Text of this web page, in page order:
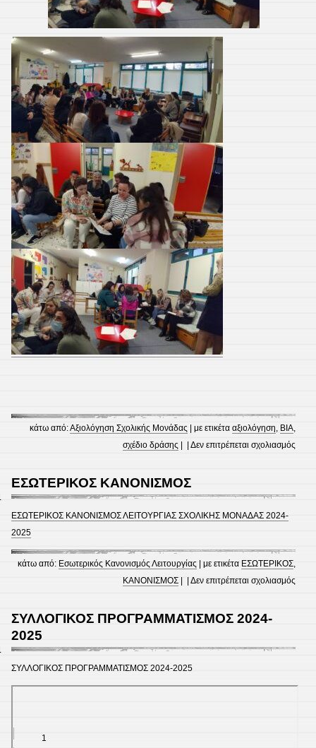
κάτω από:Αξιολόγηση Σχολικής Μονάδας | με ετικέτααξιολόγηση, ΒΙΑ,
σχέδιο δράσης | |Δεν επιτρέπεται σχολιασμός
ΜΕ
ΕΣΩΤΕΡΙΚΟΣ ΚΑΝΟΝΙΣΜΟΣ
ΕΣΩΤΕΡΙΚΟΣ ΚΑΝΟΝΙΣΜΟΣ ΛΕΙΤΟΥΡΓΙΑΣ ΣΧΟΛΙΚΗΣ ΜΟΝΑΔΑΣ 2024-
2025
κάτω από: Εσωτερικός Κανονισμός Λειτουργίας | με ετικέτα ΕΣΩΤΕΡΙΚΟΣ,
ΚΑΝΟΝΙΣΜΟΣ | |Δεν επιτρέπεται σχολιασμός
ΣΥΛΛΟΓΙΚΟΣ ΠΡΟΓΡΑΜΜΑΤΙΣΜΟΣ 2024-
2025
ΣΥΛΛΟΓΙΚΟΣ ΠΡΟΓΡΑΜΜΑΤΙΣΜΟΣ 2024-2025